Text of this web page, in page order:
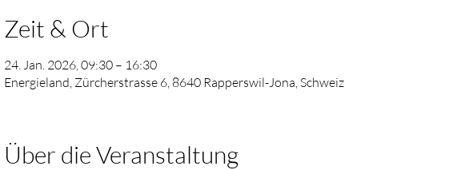
Zeit & Ort
24. Jan. 2026, 09:30 – 16:30
Energieland, Zürcherstrasse 6, 8640 Rapperswil-Jona, Schweiz
Über die Veranstaltung